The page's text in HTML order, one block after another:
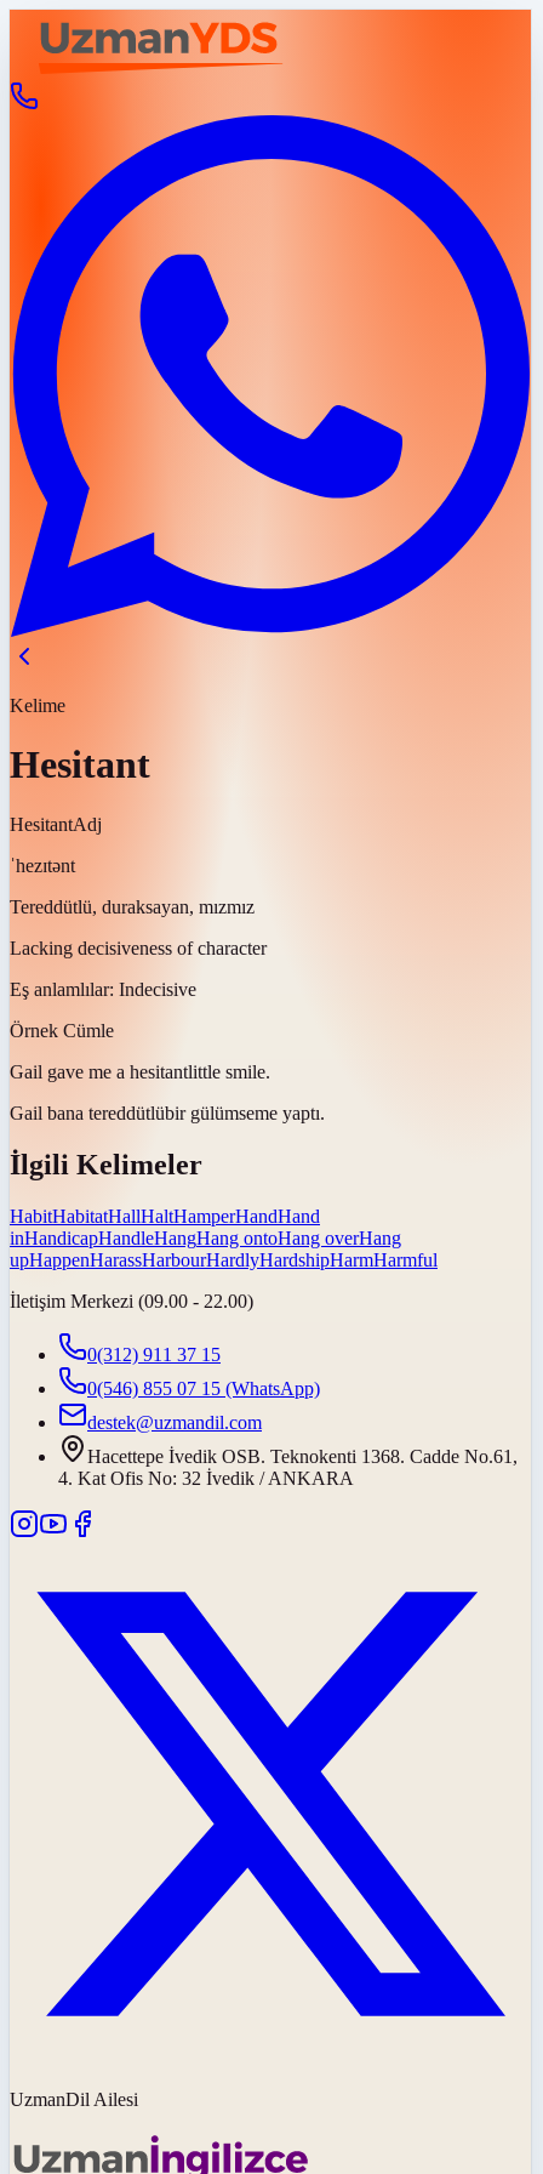
Kelime
Hesitant
HesitantAdj
ˈhezɪtənt
Tereddütlü, duraksayan, mızmız
Lacking decisiveness of character
Eş anlamlılar: Indecisive
Örnek Cümle
Gail gave me a hesitantlittle smile.
Gail bana tereddütlübir gülümseme yaptı.
İlgili Kelimeler
HabitHabitatHallHaltHamperHandHand
inHandicapHandleHangHang ontoHang overHang
upHappenHarassHarbourHardlyHardshipHarmHarmful
İletişim Merkezi (09.00 - 22.00)
0(312) 911 37 15
0(546) 855 07 15 (WhatsApp)
destek@uzmandil.com
Hacettepe İvedik OSB. Teknokenti 1368. Cadde No.61,
4. Kat Ofis No: 32 İvedik / ANKARA
UzmanDil Ailesi